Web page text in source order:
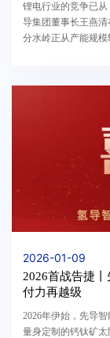
锂电行业的竞争已从
导集团董事长王燕
分水岭正从产能规
2026-01-09
2026首战告捷
付力再越级
2026年伊始，先导
量身定制的钙钛矿